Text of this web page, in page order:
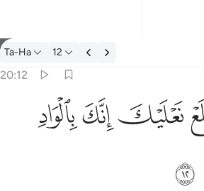
Tafsir: Ta-Ha 20:12
Ta-Ha 12
20:12
ربك فاخلع نعليك انك بالواد المقدس طوى ١٢
نَعْلَيْكَ ۖ إِنَّكَ بِٱلْوَادِ ٱلْمُقَدَّسِ طُوًۭى ١٢
ﲾﲿﳀ
ﳃ